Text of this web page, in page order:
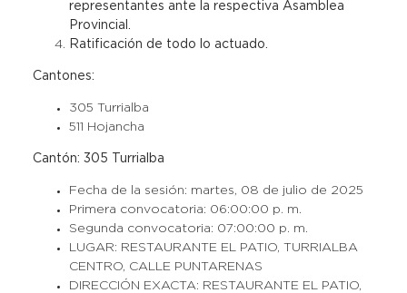
representantes ante la respectiva Asamblea
Provincial.
Ratificación de todo lo actuado.
Cantones:
305 Turrialba
511 Hojancha
Cantón: 305 Turrialba
Fecha de la sesión: martes, 08 de julio de 2025
Primera convocatoria: 06:00:00 p. m.
Segunda convocatoria: 07:00:00 p. m.
LUGAR: RESTAURANTE EL PATIO, TURRIALBA
CENTRO, CALLE PUNTARENAS
DIRECCIÓN EXACTA: RESTAURANTE EL PATIO,